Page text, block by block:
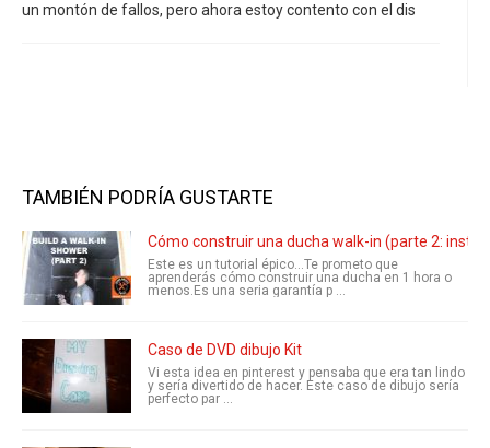
un montón de fallos, pero ahora estoy contento con el dis
TAMBIÉN PODRÍA GUSTARTE
Cómo construir una ducha walk-in (parte 2:
Este es un tutorial épico...Te prometo que
aprenderás cómo construir una ducha en 1 hora o
menos.Es una seria garantía p ...
Caso de DVD dibujo Kit
Vi esta idea en pinterest y pensaba que era tan lindo
y sería divertido de hacer. Este caso de dibujo sería
perfecto par ...